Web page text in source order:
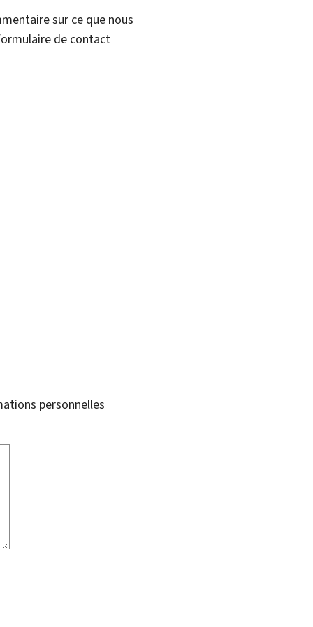
sur ce que nous
de contact
personnelles